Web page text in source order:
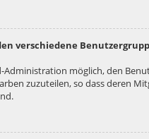
verschiedene
Administration möglich, den
zuzuteilen, so dass deren